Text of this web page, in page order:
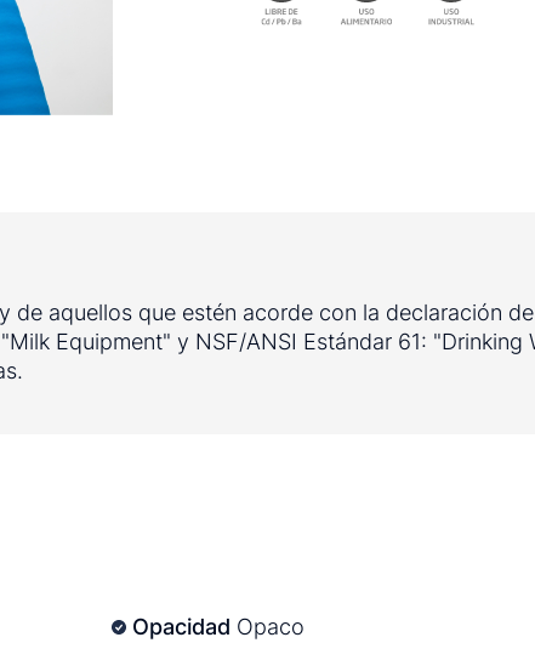
de aquellos que estén acorde con la declaración
Equipment" y NSF/ANSI Estándar 61: "Drinking
Opacidad Opaco